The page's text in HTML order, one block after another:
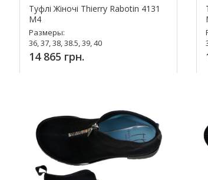
Туфлі Жіночі Thierry Rabotin 4131
M4
Размеры:
36, 37, 38, 38.5, 39, 40
14 865 грн.